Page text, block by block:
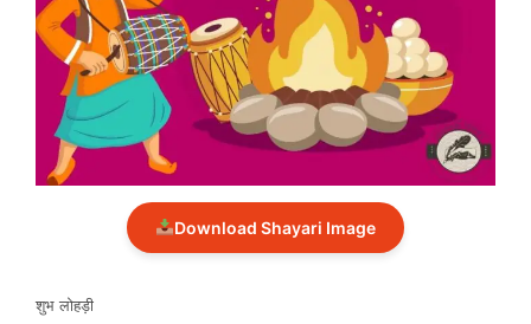
Download Shayari Image
शुभ लोहड़ी